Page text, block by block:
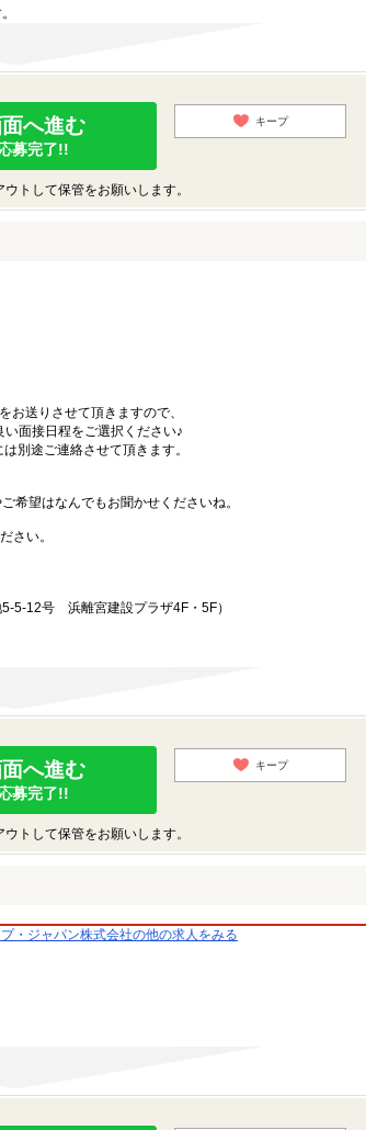
へ進む
募完了!!
キープ
トして保管をお願いします。
お送りさせて頂きますので、
面接日程をご選択ください♪
別途ご連絡させて頂きます。
希望はなんでもお聞かせくださいね。
さい。
5-12号 浜離宮建設プラザ4F・5F）
へ進む
募完了!!
キープ
トして保管をお願いします。
・ジャパン株式会社の他の求人をみる